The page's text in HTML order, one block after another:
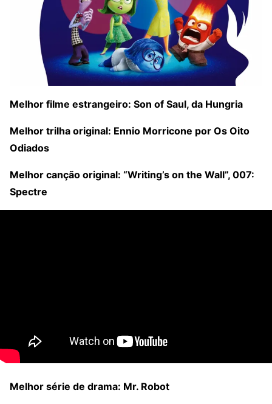
Melhor filme estrangeiro: Son of Saul, da Hungria
Melhor trilha original: Ennio Morricone por Os Oito
Odiados
Melhor canção original: “Writing’s on the Wall”, 007:
Spectre
Melhor série de drama: Mr. Robot